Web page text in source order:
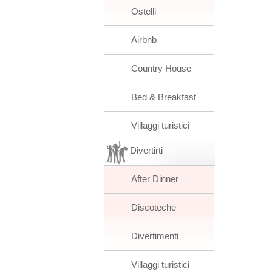
Ostelli
Airbnb
Country House
Bed & Breakfast
Villaggi turistici
Divertirti
After Dinner
Discoteche
Divertimenti
Villaggi turistici